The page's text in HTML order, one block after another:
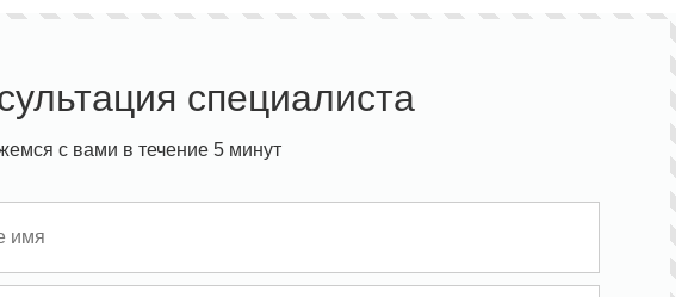
специалиста
с вами в течение 5 минут